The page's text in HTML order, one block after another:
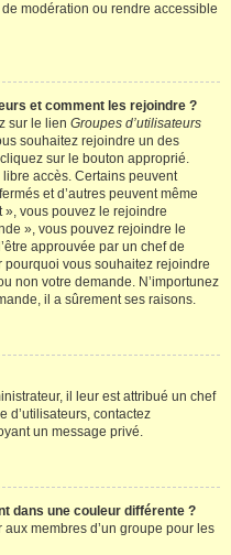
modération ou rendre accessible
et comment les rejoindre ?
sur le lien Groupes d’utilisateurs
souhaitez rejoindre un des
sur le bouton approprié.
accès. Certains peuvent
et d’autres peuvent même
», vous pouvez le rejoindre
», vous pouvez rejoindre le
approuvée par un chef de
vous souhaitez rejoindre
non votre demande. N’importunez
il a sûrement ses raisons.
il leur est attribué un chef
d’utilisateurs, contactez
un message privé.
dans une couleur différente ?
membres d’un groupe pour les